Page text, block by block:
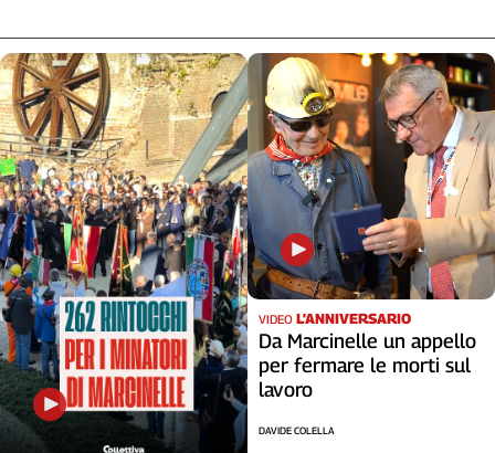
VIDEO L'ANNIVERSARIO
Da Marcinelle un appello
per fermare le morti sul
lavoro
DAVIDE COLELLA